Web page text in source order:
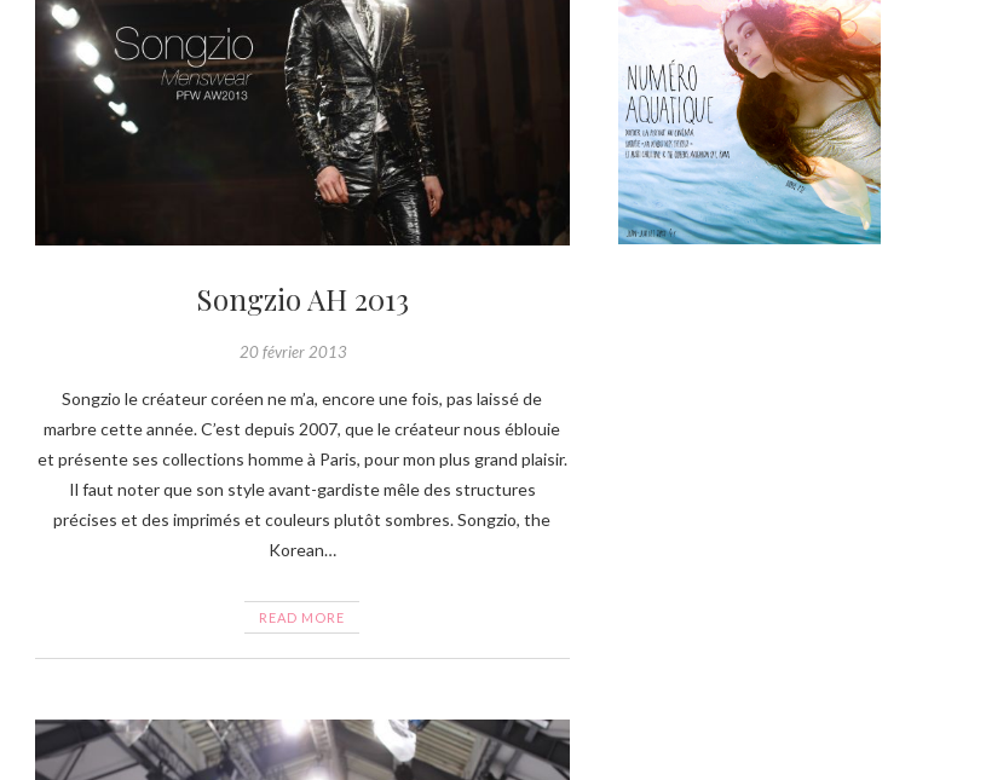
Songzio AH 2013
20 février 2013
Songzio le créateur coréen ne m’a, encore une fois, pas laissé de
marbre cette année. C’est depuis 2007, que le créateur nous éblouie
et présente ses collections homme à Paris, pour mon plus grand plaisir.
Il faut noter que son style avant-gardiste mêle des structures
précises et des imprimés et couleurs plutôt sombres. Songzio, the
Korean…
READ MORE